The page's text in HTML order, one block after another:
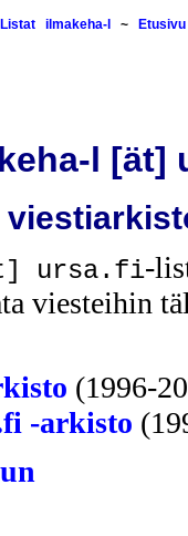
Listat ilmakeha-l ~ Etusivu
l [ät]
ursa.fi-
viesteihin
(1996-
-arkisto